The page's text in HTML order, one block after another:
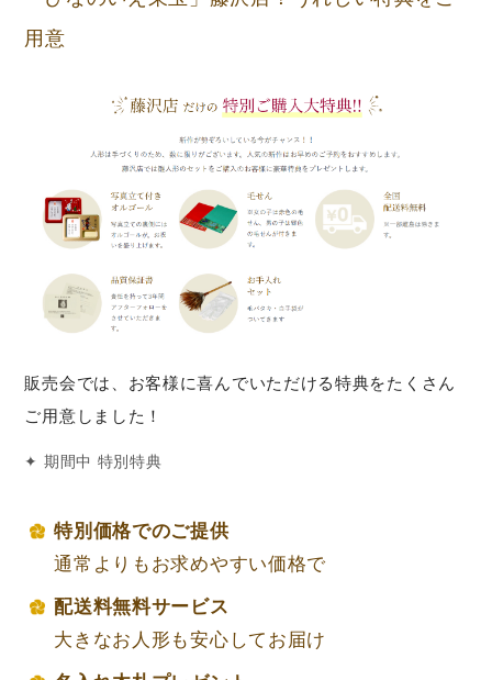
用意
販売会では、お客様に喜んでいただける特典をたくさん
ご用意しました！
✦ 期間中 特別特典
特別価格でのご提供
通常よりもお求めやすい価格で
配送料無料サービス
大きなお人形も安心してお届け